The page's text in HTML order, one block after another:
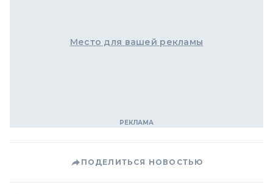
Место для вашей рекламы
ПОДЕЛИТЬСЯ НОВОСТЬЮ